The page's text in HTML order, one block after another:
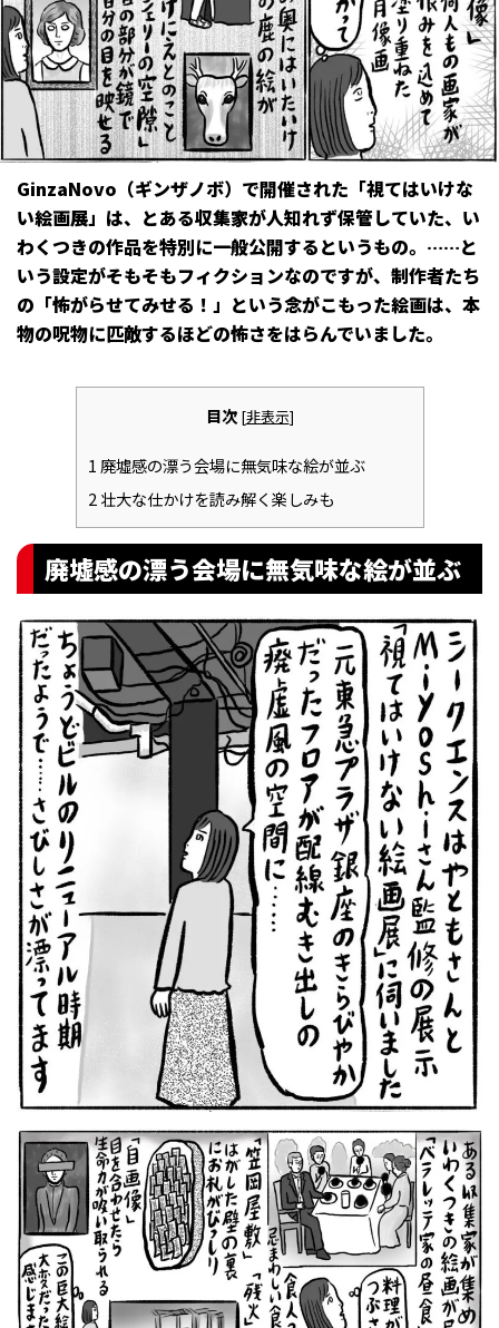
GinzaNovo（ギンザノボ）で開催された「視てはいけな
い絵画展」は、とある収集家が人知れず保管していた、い
わくつきの作品を特別に一般公開するというもの。……と
いう設定がそもそもフィクションなのですが、制作者たち
の「怖がらせてみせる！」という念がこもった絵画は、本
物の呪物に匹敵するほどの怖さをはらんでいました。
目次 [非表示]
1 廃墟感の漂う会場に無気味な絵が並ぶ
2壮大な仕かけを読み解く楽しみも
廃墟感の漂う会場に無気味な絵が並ぶ